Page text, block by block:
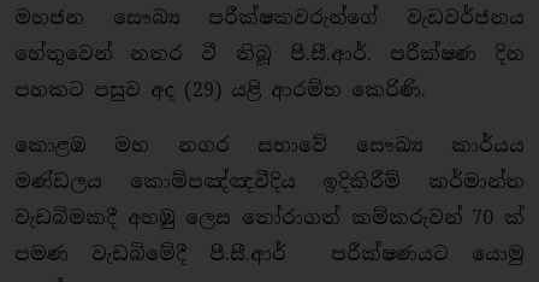
මහජන සෞඛ්‍ය පරීක්ෂකවරුන්ගේ වැඩවර්ජනය
හේතුවෙන් නතර වී තිබූ පී.සී.ආර්. පරීක්ෂණ දින
පහකට පසුව අද (29) යළි ආරම්භ කෙරිණි.
කොළඹ මහ නගර සභාවේ සෞඛ්‍ය කාර්යය
මණ්ඩලය කොම්පඤ්ඤවීදිය ඉදිකිරීම් කර්මාන්ත
වැඩබිමකදී අහඹු ලෙස තෝරාගත් කම්කරුවන් 70 ක්
පමණ වැඩබිමේදී පී.සී.ආර් පරීක්ෂණයට යොමු